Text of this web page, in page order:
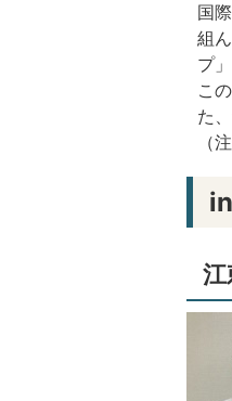
国
組
プ
こ
た
（
江